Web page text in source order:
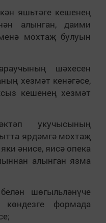
яшьтәге кешенең
алынган, даими
мохтаҗ булуын
шәхесен
хезмәт кенәгәсе,
кешенең хезмәт
укучысының
ярдәмгә мохтаҗ
әнисе, яисә опека
алынган язма
шөгыльләнүче
формада